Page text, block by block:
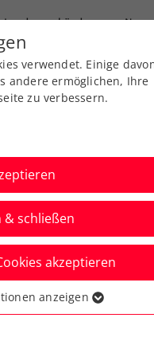
Landesverbände News
Über uns
verwendet. Einige
andere ermöglichen, Ihre
zu verbessern.
& schließen
akzeptieren
Funktionen der
dass die
anzeigen